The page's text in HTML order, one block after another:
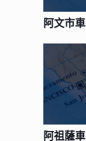
阿文市
阿祖薩